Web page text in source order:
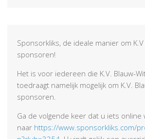
Sponsorkliks, de ideale manier om
sponsoren!
Het is voor iedereen die K.V. Blauw-
toedraagt namelijk mogelijk om K.V.
sponsoren.
Ga de volgende keer dat u iets
naar https://www.sponsorkliks.com/